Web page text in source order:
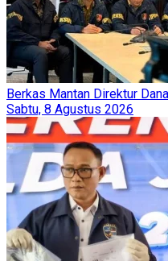
Berkas Mantan Direktur
Sabtu, 8 Agustus 2026